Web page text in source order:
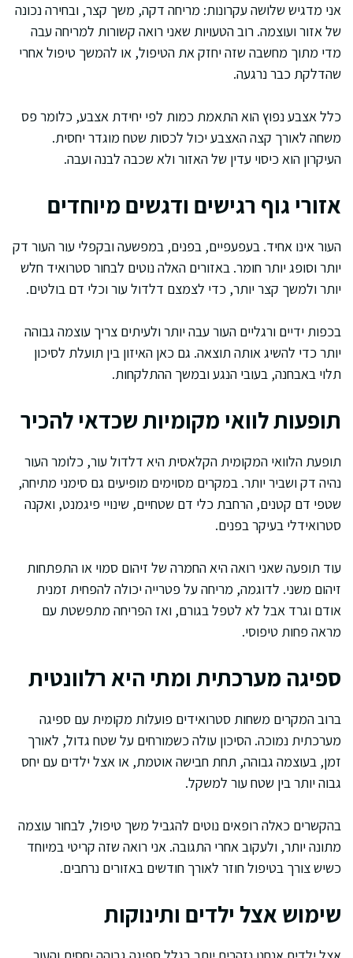
אני מדגיש שלושה עקרונות: מריחה דקה, משך קצר, ובחירה נכונה
של אזור ועוצמה. רוב הטעויות שאני רואה קשורות למריחה עבה
מדי מתוך מחשבה שזה יחזק את הטיפול, או להמשך טיפול אחרי
שהדלקת כבר נרגעה.
כלל אצבע נפוץ הוא התאמת כמות לפי יחידת אצבע, כלומר פס
משחה לאורך קצה האצבע יכול לכסות שטח מוגדר יחסית.
העיקרון הוא כיסוי עדין של האזור ולא שכבה לבנה ועבה.
אזורי גוף רגישים ודגשים מיוחדים
העור אינו אחיד. בעפעפיים, בפנים, במפשעה ובקפלי עור העור דק
יותר וסופג יותר חומר. באזורים האלה נוטים לבחור סטרואיד חלש
יותר ולמשך קצר יותר, כדי לצמצם דלדול עור וכלי דם בולטים.
בכפות ידיים ורגליים העור עבה יותר ולעיתים צריך עוצמה גבוהה
יותר כדי להשיג אותה תוצאה. גם כאן האיזון בין תועלת לסיכון
תלוי באבחנה, בעובי הנגע ובמשך ההתלקחות.
תופעות לוואי מקומיות שכדאי להכיר
תופעת הלוואי המקומית הקלאסית היא דלדול עור, כלומר העור
נהיה דק ושביר יותר. במקרים מסוימים מופיעים גם סימני מתיחה,
שטפי דם קטנים, הרחבת כלי דם שטחיים, שינויי פיגמנט, ואקנה
סטרואידלי בעיקר בפנים.
עוד תופעה שאני רואה היא החמרה של זיהום סמוי או התפתחות
זיהום משני. לדוגמה, מריחה על פטרייה יכולה להפחית זמנית
אודם וגרד אבל לא לטפל בגורם, ואז הפריחה מתפשטת עם
מראה פחות טיפוסי.
ספיגה מערכתית ומתי היא רלוונטית
ברוב המקרים משחות סטרואידים פועלות מקומית עם ספיגה
מערכתית נמוכה. הסיכון עולה כשמורחים על שטח גדול, לאורך
זמן, בעוצמה גבוהה, תחת חבישה אוטמת, או אצל ילדים עם יחס
גבוה יותר בין שטח עור למשקל.
בהקשרים כאלה רופאים נוטים להגביל משך טיפול, לבחור עוצמה
מתונה יותר, ולעקוב אחרי התגובה. אני רואה שזה קריטי במיוחד
כשיש צורך בטיפול חוזר לאורך חודשים באזורים נרחבים.
שימוש אצל ילדים ותינוקות